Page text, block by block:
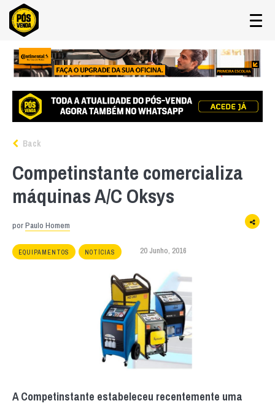
Back
Competinstante comercializa
máquinas A/C Oksys
porPaulo Homem
EQUIPAMENTOS NOTÍCIAS 20 Junho, 2016
A Competinstante estabeleceu recentemente uma